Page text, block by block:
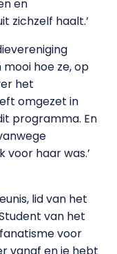
en
zichzelf haalt.’
hoe ze, op
het
omgezet in
programma. En
haar was.’
lid van het
van het
voor